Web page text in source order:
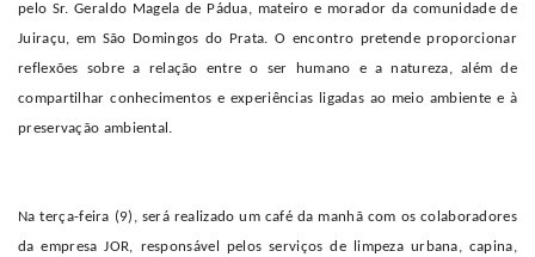
pelo Sr. Geraldo Magela de Pádua, mateiro e morador da comunidade de
Juiraçu, em São Domingos do Prata. O encontro pretende proporcionar
reflexões sobre a relação entre o ser humano e a natureza, além de
compartilhar conhecimentos e experiências ligadas ao meio ambiente e à
preservação ambiental.
Na terça-feira (9), será realizado um café da manhã com os colaboradores
da empresa JOR, responsável pelos serviços de limpeza urbana, capina,